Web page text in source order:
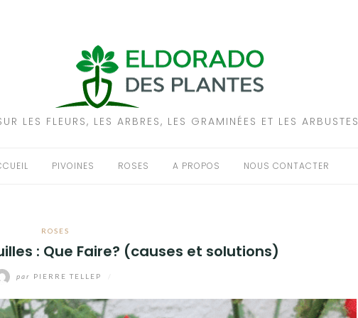
LES FLEURS, LES ARBRES, LES GRAMINÉES ET LES ARBUSTES
PIVOINES ROSES A PROPOS NOUS CONTACTER
ROSES
: Que Faire? (causes et solutions)
par PIERRE TELLEP